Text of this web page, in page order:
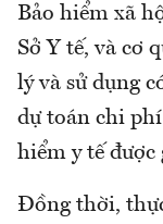
Bảo hiểm xã
Sở Y tế, và cơ
lý và sử dụng
dự toán chi
hiểm y tế được
Đồng thời,